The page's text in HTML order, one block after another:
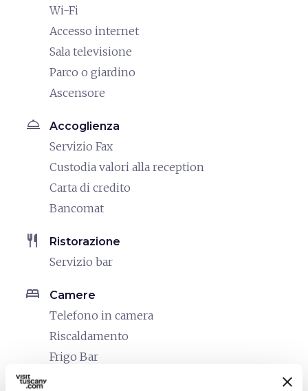
Wi-Fi
Accesso internet
Sala televisione
Parco o giardino
Ascensore
room_service Accoglienza
Servizio Fax
Custodia valori alla reception
Carta di credito
Bancomat
restaurant Ristorazione
Servizio bar
bed Camere
Telefono in camera
Riscaldamento
Frigo Bar